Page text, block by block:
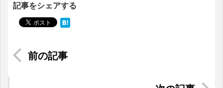
記事をシェアする
【2025年最新版】ベトナム・ホーチミンの物価相